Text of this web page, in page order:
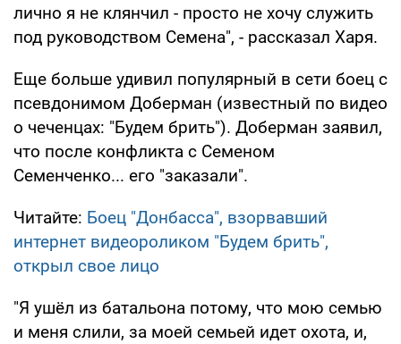
лично я не клянчил - просто не хочу служить
под руководством Семена", - рассказал Харя.
Еще больше удивил популярный в сети боец с
псевдонимом Доберман (известный по видео
о чеченцах: "Будем брить"). Доберман заявил,
что после конфликта с Семеном
Семенченко... его "заказали".
Читайте: Боец "Донбасса", взорвавший
интернет видеороликом "Будем брить",
открыл свое лицо
"Я ушёл из батальона потому, что мою семью
и меня слили, за моей семьей идет охота, и,